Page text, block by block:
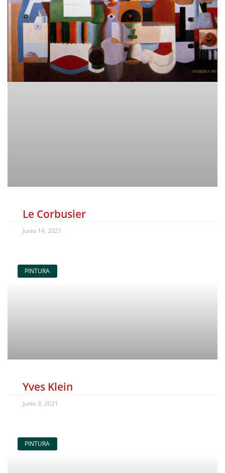
Le Corbusier
Junio 14, 2021
PINTURA
Yves Klein
Junio 3, 2021
PINTURA